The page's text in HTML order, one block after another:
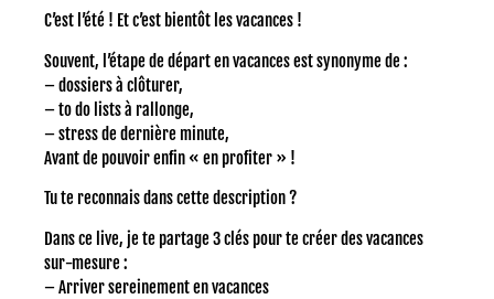
C’est l’été ! Et c’est bientôt les vacances !
Souvent, l’étape de départ en vacances est synonyme de :
– dossiers à clôturer,
– to do lists à rallonge,
– stress de dernière minute,
Avant de pouvoir enfin « en profiter » !
Tu te reconnais dans cette description ?
Dans ce live, je te partage 3 clés pour te créer des vacances
sur-mesure :
– Arriver sereinement en vacances